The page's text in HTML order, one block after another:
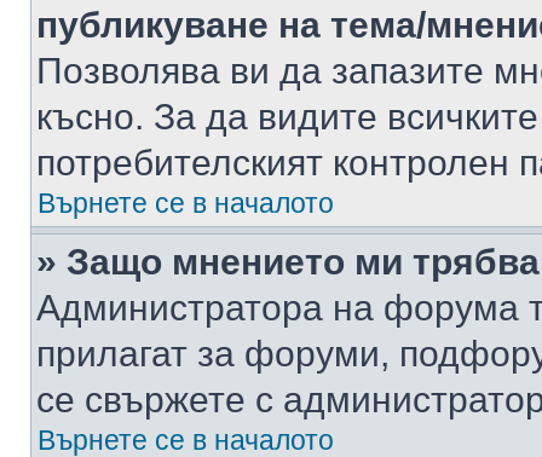
публикуване на тема/
Позволява ви да запазите
късно. За да видите
потребителският контролен
Върнете се в началото
» Защо мнението ми
Администратора на форума
прилагат за форуми,
се свържете с
Върнете се в началото